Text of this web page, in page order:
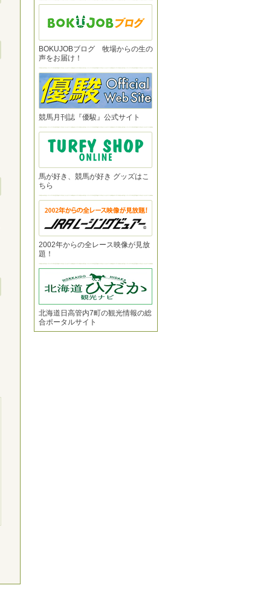
BOKUJOBブログ 牧場からの生の
声をお届け！
競馬月刊誌『優駿』公式サイト
馬が好き、競馬が好き グッズはこ
ちら
2002年からの全レース映像が見放
題！
北海道日高管内7町の観光情報の総
合ポータルサイト